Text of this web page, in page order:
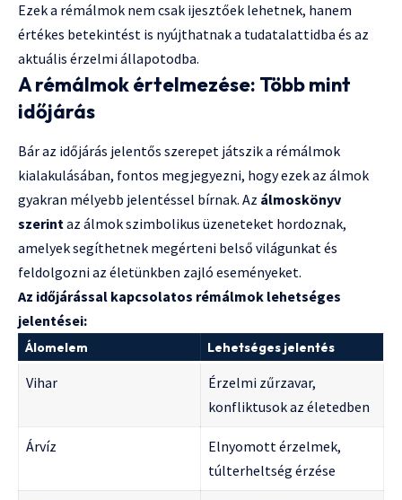
Ezek a rémálmok nem csak ijesztőek lehetnek, hanem
értékes betekintést is nyújthatnak a tudatalattidba és az
aktuális érzelmi állapotodba.
A rémálmok értelmezése: Több mint
időjárás
Bár az időjárás jelentős szerepet játszik a rémálmok
kialakulásában, fontos megjegyezni, hogy ezek az álmok
gyakran mélyebb jelentéssel bírnak. Az álmoskönyv
szerintaz álmok szimbolikus üzeneteket hordoznak,
amelyek segíthetnek megérteni belső világunkat és
feldolgozni az életünkben zajló eseményeket.
Az időjárással kapcsolatos rémálmok lehetséges
jelentései:
Álomelem Lehetséges jelentés
Vihar
Érzelmi zűrzavar,
konfliktusok az életedben
Árvíz
Elnyomott érzelmek,
túlterheltség érzése